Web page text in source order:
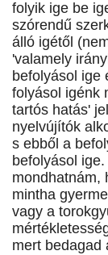
folyik ige be
szórendű
álló igétől
'valamely
befolyásol ige
folyásol igénk
tartós hatás'
nyelvújítók
s ebből a
befolyásol
mondhatnám,
mintha
vagy a
mert bedagad